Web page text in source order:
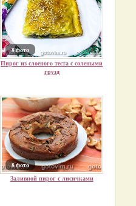
8 фото
Пирог из слоеного теста с солеными
грузд
8 фото
Заливной пирог с лисичками